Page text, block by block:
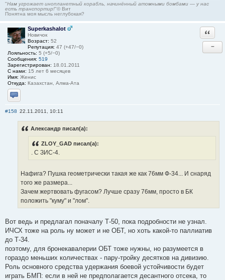
"Нам угрожает инопланетный корабль, начинённый атомными бомбами — у нас
есть транспортир!"© Вит
Понятна моя мысль неглубокая?
Superkashalot
Новичок
Возраст: 52
Репутация: 47 (+47/−0)
Лояльность: 5 (+5/−0)
Сообщения: 519
Зарегистрирован: 18.01.2011
С нами: 15 лет 6 месяцев
Имя: Женис
Откуда: Казахстан, Алма-Ата
Отправить личное сообщение
−
#158 22.11.2011, 10:11
Александр писал(а):
ZLOY_GAD писал(а):
. С ЗИС-4.
Нафига? Пушка геометрически такая же как 76мм Ф-34... И снаряд
того же размера...
Зачем жертвовать фугасом? Лучше сразу 76мм, просто в БК
положить "куму" и "лом".
Вот ведь и предлагал поначалу Т-50, пока подробности не узнал.
ИЧСХ тоже на роль ну может и не ОБТ, но хоть какой-то паллиатив
до Т-34.
поэтому, для бронекавалерии ОБТ тоже нужны, но разумеется в
гораздо меньших количествах - пару-тройку десятков на дивизию.
Роль основного средства удержания боевой устойчивости будет
играть БМП: если в ней не предполагается десантного отсека, то